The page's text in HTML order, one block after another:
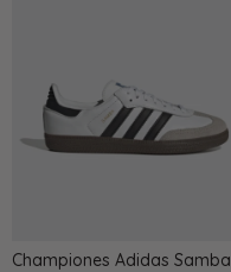
Championes Adidas Samba